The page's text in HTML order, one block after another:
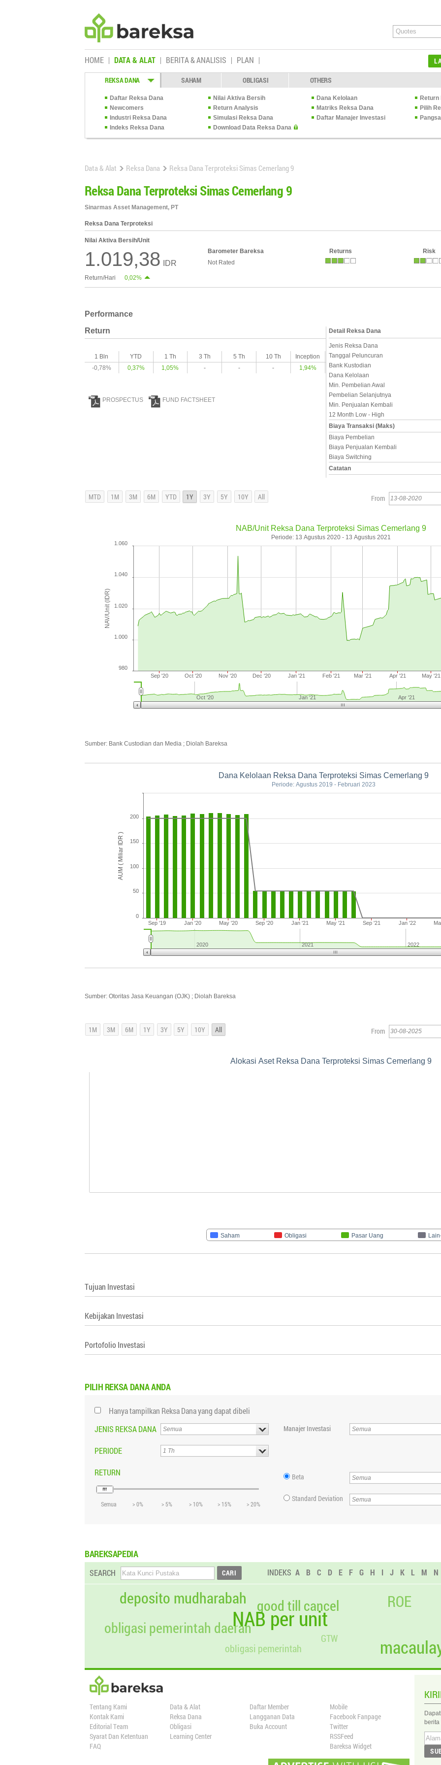
HOME DATA & ALAT BERITA & ANALISIS PLAN
REKSA DANA SAHAM OBLIGASI OTHERS
Daftar Reksa Dana Nilai Aktiva Bersih Dana Kelolaan
Newcomers
Return Analysis Matriks Reksa Dana
Pilih
Industri Reksa Dana
Simulasi Reksa Dana Daftar Manajer Investasi
Indeks Reksa Dana
Download Data Reksa Dana
Data & Alat Reksa Dana Reksa Dana Terproteksi Simas Cemerlang 9
Reksa Dana Terproteksi Simas Cemerlang 9
Sinarmas Asset Management, PT
Reksa Dana Terproteksi
Nilai Aktiva Bersih/Unit
1.019,38 IDR
Barometer Bareksa
Not Rated
Returns Risk
Return/Hari 0,02%
Performance
Return
1 Bln YTD 1 Th 3 Th 5 Th 10 Th
Inception
-0,78%
0,37% 1,05% - - - 1,94%
PROSPECTUS FUND FACTSHEET
Detail Reksa Dana
Jenis Reksa Dana
Tanggal Peluncuran
Bank Kustodian
Dana Kelolaan
Min. Pembelian Awal
Pembelian Selanjutnya
Min. Penjualan Kembali
12 Month Low - High
Biaya Transaksi (Maks)
Biaya Pembelian
Biaya Penjualan Kembali
Biaya Switching
Catatan
From
NAV/Unit (IDR)
NAB/Unit Reksa Dana Terproteksi Simas Cemerlang 9
Periode: 13 Agustus 2020 - 13 Agustus 2021
Sep '20 Oct '20 Nov '20 Dec '20 Jan '21 Feb '21 Mar '21 Apr '21 May '21
1.000
1.020
1.040
1.060
980
Oct '20 Jan '21 Apr '21
Sumber: Bank Custodian dan Media ; Diolah Bareksa
AUM ( Miliar IDR )
Dana Kelolaan Reksa Dana Terproteksi Simas Cemerlang 9
Periode: Agustus 2019 - Februari 2023
Sep '19 Jan '20 May '20 Sep '20 Jan '21 May '21 Sep '21 Jan '22
0
50
100
150
200
2020 2021 2022
Sumber: Otoritas Jasa Keuangan (OJK) ; Diolah Bareksa
From
Alokasi Aset Reksa Dana Terproteksi Simas Cemerlang 9
Saham Obligasi Pasar Uang
Tujuan Investasi
Kebijakan Investasi
Portofolio Investasi
PILIH REKSA DANA ANDA
Hanya tampilkan Reksa Dana yang dapat dibeli
JENIS REKSA DANA
PERIODE
RETURN
Semua > 0% > 5% > 10% > 15% > 20%
Manajer Investasi
Beta
Standard Deviation
BAREKSAPEDIA
SEARCH INDEKS A B C D E F G H I J K L M N
NAB per unit
deposito mudharabah
obligasi pemerintah
obligasi pemerintah daerah
good till cancel
GTW
ROE
Tentang Kami
Kontak Kami
Editorial Team
Syarat Dan Ketentuan
FAQ
Data & Alat
Reksa Dana
Obligasi
Learning Center
Daftar Member
Langganan Data
Buka Account
Mobile
Facebook Fanpage
Twitter
RSSFeed
Bareksa Widget